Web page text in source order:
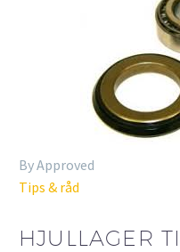
By Approved
Tips & råd
HJULLAGER